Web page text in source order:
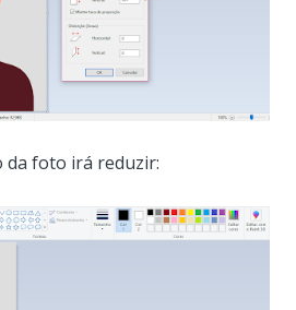
da foto irá reduzir: